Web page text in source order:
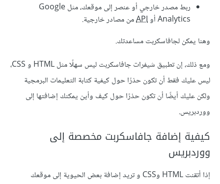
ربط مصدر خارجي أو عنصر إلى موقعك، مثل Google
Analytics أو
APIمن مصادر خارجية.
وهنا يمكن لجافاسكربت مساعدتك.
ومع ذلك، إن تطبيق شيفرات جافاسكربت ليس سهلًا مثل HTML و CSS،
ليس عليك فقط أن تكون حذرًا حول كيفية كتابة التعليمات البرمجية
ولكن عليك أيضًا أن تكون حذرًا حول كيف وأين يمكنك إضافتها إلى
ووردبريس.
كيفية إضافة جافاسكربت مخصصة إلى
ووردبريس
إذا أتقنت HTML وCSS و تريد إضافة بعض الحيوية إلى موقعك